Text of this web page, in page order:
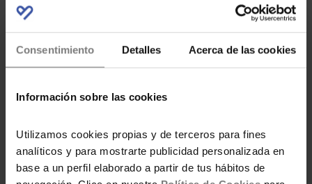
Consentimiento Detalles Acerca de las cookies
Información sobre las cookies
Utilizamos cookies propias y de terceros para fines
analíticos y para mostrarte publicidad personalizada en
base a un perfil elaborado a partir de tus hábitos de
POR SINAÍ CARRASCO
Soy ahorradora y practico el
bootstrapping como método de